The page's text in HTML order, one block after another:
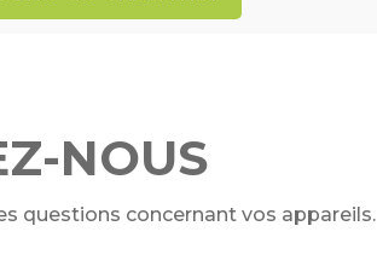
NOUS
questions concernant vos appareils.